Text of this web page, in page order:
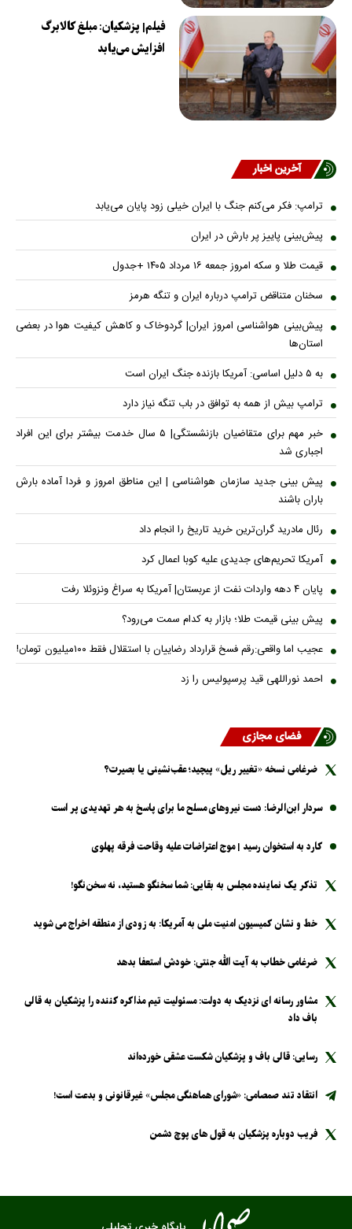
فیلم| پزشکیان: مبلغ کالابرگ
افزایش می‌یابد
آخرین اخبار
ترامپ: فکر می‌کنم جنگ با ایران خیلی زود پایان می‌یابد
پیش‌بینی پاییز پر بارش در ایران
قیمت طلا و سکه امروز جمعه ۱۶ مرداد ۱۴۰۵ +جدول
سخنان متناقض ترامپ درباره ایران و تنگه هرمز
پیش‌بینی هواشناسی امروز ایران| گردوخاک و کاهش کیفیت هوا در بعضی
استان‌ها
به ۵ دلیل اساسی: آمریکا بازنده جنگ ایران است
ترامپ بیش از همه به توافق در باب تنگه نیاز دارد
خبر مهم برای متقاضیان بازنشستگی| ۵ سال خدمت بیشتر برای این افراد
اجباری شد
پیش بینی جدید سازمان هواشناسی | این مناطق امروز و فردا آماده بارش
باران باشند
رئال مادرید گران‌ترین خرید تاریخ را انجام داد
آمریکا تحریم‌های جدیدی علیه کوبا اعمال کرد
پایان ۴ دهه واردات نفت از عربستان| آمریکا به سراغ ونزوئلا رفت
پیش بینی قیمت طلا؛ بازار به کدام سمت می‌رود؟
عجیب اما واقعی:رقم فسخ قرارداد رضاییان با استقلال فقط ۱۰۰میلیون تومان!
احمد نوراللهی قید پرسپولیس را زد
فضای مجازی
ضرغامی نسخه «تغییر ریل» پیچید؛ عقب‌نشینی یا بصیرت؟
سردار ابن‌الرضا: دست نیرو‌های مسلح ما برای پاسخ به هر تهدیدی پر است
کارد به استخوان رسید | موج اعتراضات علیه وقاحت فرقه پهلوی
تذکر یک نماینده مجلس به بقایی: شما سخنگو هستید، نه سخن‌نگو!
خط و نشان کمیسیون امنیت ملی به آمریکا: به زودی از منطقه اخراج می شوید
ضرغامی خطاب به آیت الله جنتی: خودش استعفا بدهد
مشاور رسانه ای نزدیک به دولت: مسئولیت تیم مذاکره کننده را پزشکیان به قالی
باف داد
رسایی: قالی باف و پزشکیان شکست عشقی خورده‌اند
انتقاد تند صمصامی: «شورای هماهنگی مجلس» غیرقانونی و بدعت است!
فریب دوباره پزشکیان به قول های پوچ دشمن